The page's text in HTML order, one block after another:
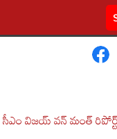
విజయ్ వన్ మంత్